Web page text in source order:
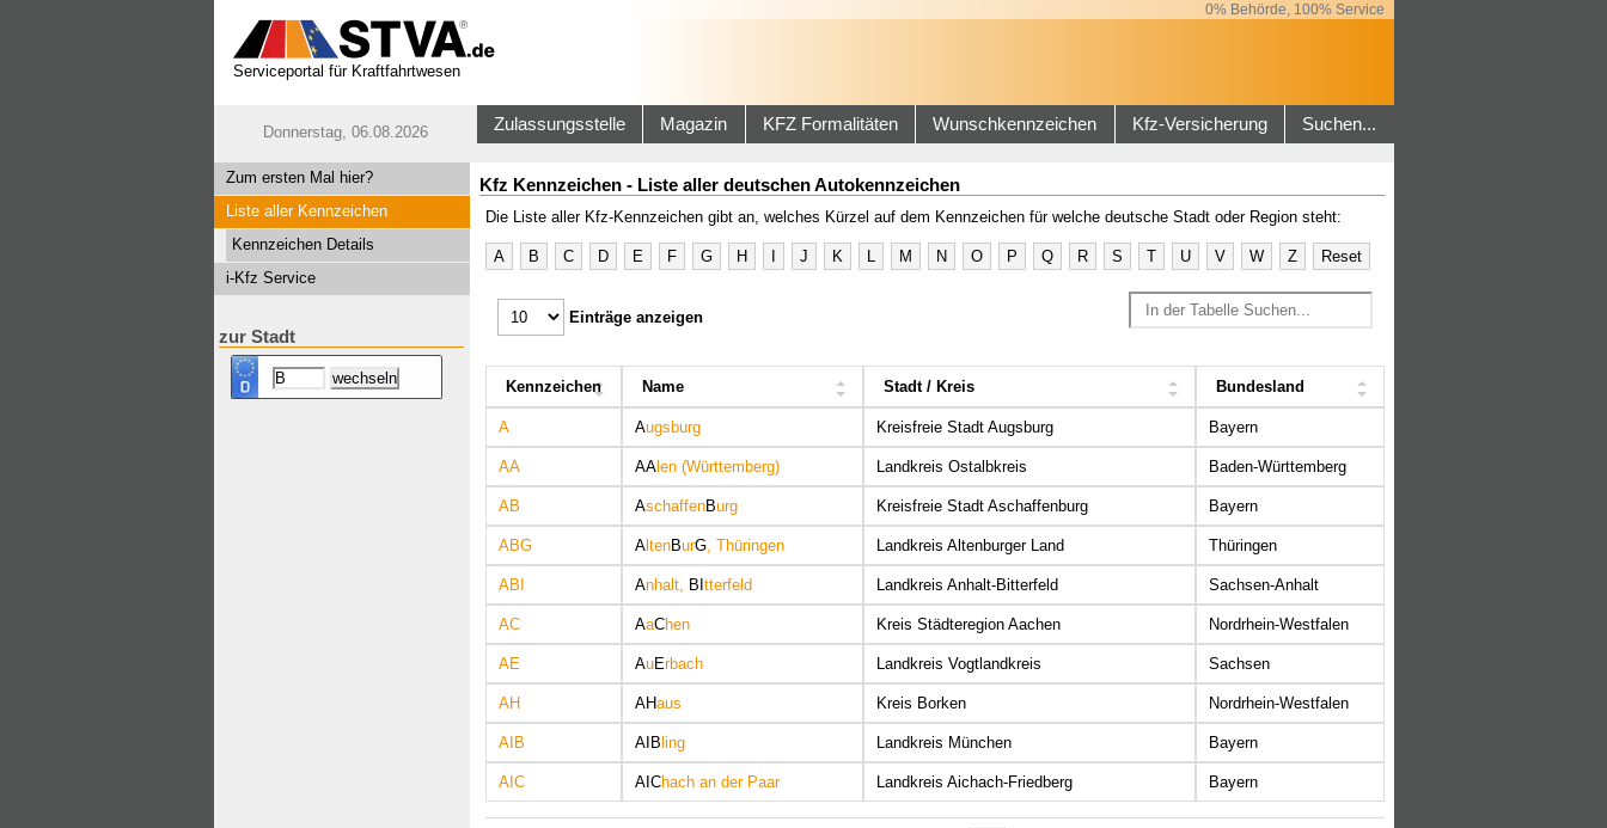
0% Behörde, 100% Service
Serviceportal für Kraftfahrtwesen
Donnerstag, 06.08.2026 Zulassungsstelle Magazin KFZ Formalitäten Wunschkennzeichen Kfz-Versicherung Suchen...
Zum ersten Mal hier?
Liste aller Kennzeichen
Kennzeichen Details
i-Kfz Service
zur Stadt
Kfz Kennzeichen - Liste aller deutschen Autokennzeichen
Die Liste aller Kfz-Kennzeichen gibt an, welches Kürzel auf dem Kennzeichen für welche deutsche Stadt oder Region steht:
A B C D E F G H I J K L M N O P Q R S T U V W Z Reset
Einträge anzeigen
Kennzeichen Name Stadt / Kreis Bundesland
A Augsburg Kreisfreie Stadt Augsburg Bayern
AA AAlen (Württemberg) Landkreis Ostalbkreis Baden-Württemberg
AB AschaffenBurg Kreisfreie Stadt Aschaffenburg Bayern
ABG AltenBurG, Thüringen Landkreis Altenburger Land Thüringen
ABI Anhalt, BItterfeld Landkreis Anhalt-Bitterfeld Sachsen-Anhalt
AC AaChen Kreis Städteregion Aachen Nordrhein-Westfalen
AE AuErbach Landkreis Vogtlandkreis Sachsen
AH AHaus Kreis Borken Nordrhein-Westfalen
AIB AIBling Landkreis München Bayern
AIC AIChach an der Paar Landkreis Aichach-Friedberg Bayern